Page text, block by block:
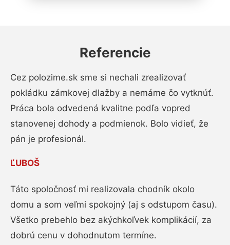
Referencie
Cez polozime.sk sme si nechali zrealizovať
pokládku zámkovej dlažby a nemáme čo vytknúť.
Práca bola odvedená kvalitne podľa vopred
stanovenej dohody a podmienok. Bolo vidieť, že
pán je profesionál.
ĽUBOŠ
Táto spoločnosť mi realizovala chodník okolo
domu a som veľmi spokojný (aj s odstupom času).
Všetko prebehlo bez akýchkoľvek komplikácií, za
dobrú cenu v dohodnutom termíne.